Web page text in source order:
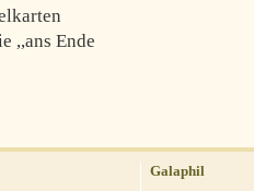
,,ans Ende
Galaphil